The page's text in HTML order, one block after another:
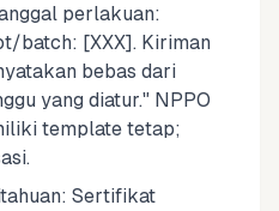
perlakuan:
batch: [XXX]. Kiriman
bebas dari
yang diatur." NPPO
template tetap;
Sertifikat